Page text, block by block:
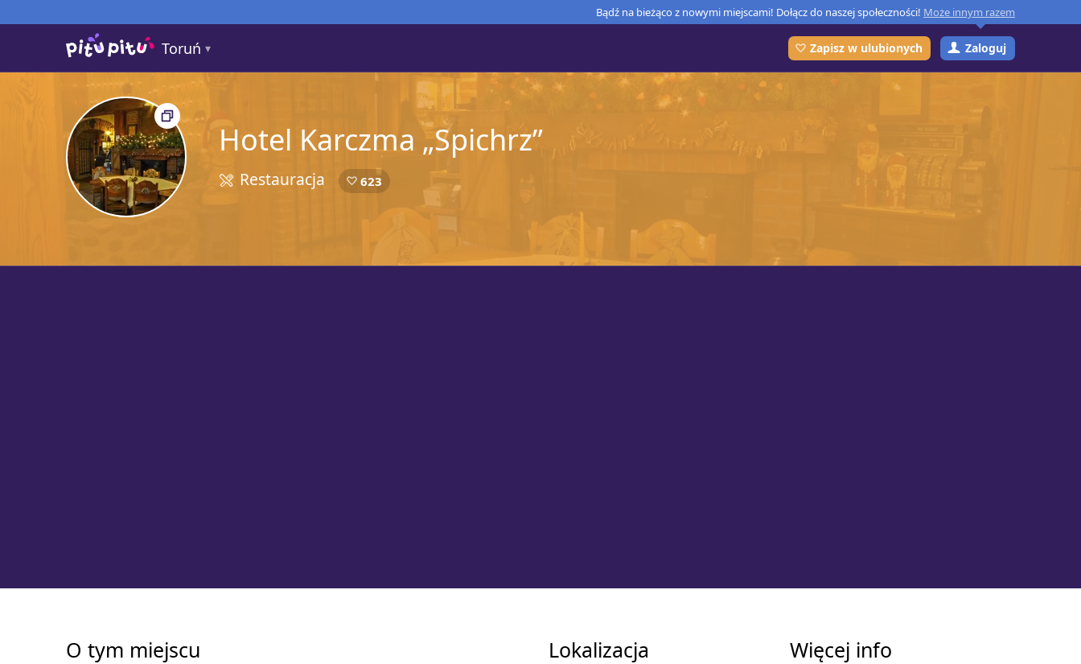
Bądź na bieżąco z nowymi miejscami! Dołącz do naszej społeczności! Może innym razem
Toruń Zaloguj
Hotel Karczma „Spichrz”
5 Restauracja 623
O tym miejscu Lokalizacja Więcej info